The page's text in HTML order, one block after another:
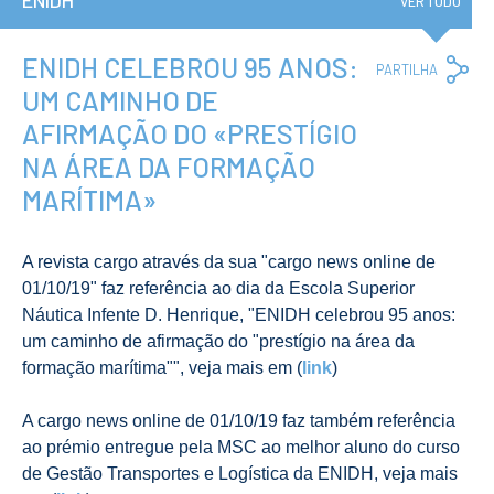
Privacidade e
RGPD
Política de
Avaliação e
Qualidade
Identidade de
Marca
Protocolos
Pública
Canal de Denúncia
Campus
Notícias
Agenda
Reconhecimento
de Habilitações
Estrangeiras
ENIDH CELEBROU 95 ANOS:
UM CAMINHO DE
AFIRMAÇÃO DO «PRESTÍGIO
NA ÁREA DA FORMAÇÃO
MARÍTIMA»
PARTILHA
A revista cargo através da sua "cargo news online de
01/10/19" faz referência ao dia da Escola Superior
Náutica Infente D. Henrique, "ENIDH celebrou 95 anos:
um caminho de afirmação do "prestígio na área da
formação marítima"", veja mais em ( link)
Acargo news online de 01/10/19 faz também referência
ao prémio entregue pela MSC ao melhor aluno do curso
de Gestão Transportes e Logística da ENIDH, veja mais